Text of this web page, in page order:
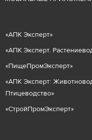
«АПК Эксперт»
«АПК Эксперт.
«ПищеПромЭксперт»
«АПК Эксперт: Животнов
Птицеводство»
«СтройПромЭксперт»